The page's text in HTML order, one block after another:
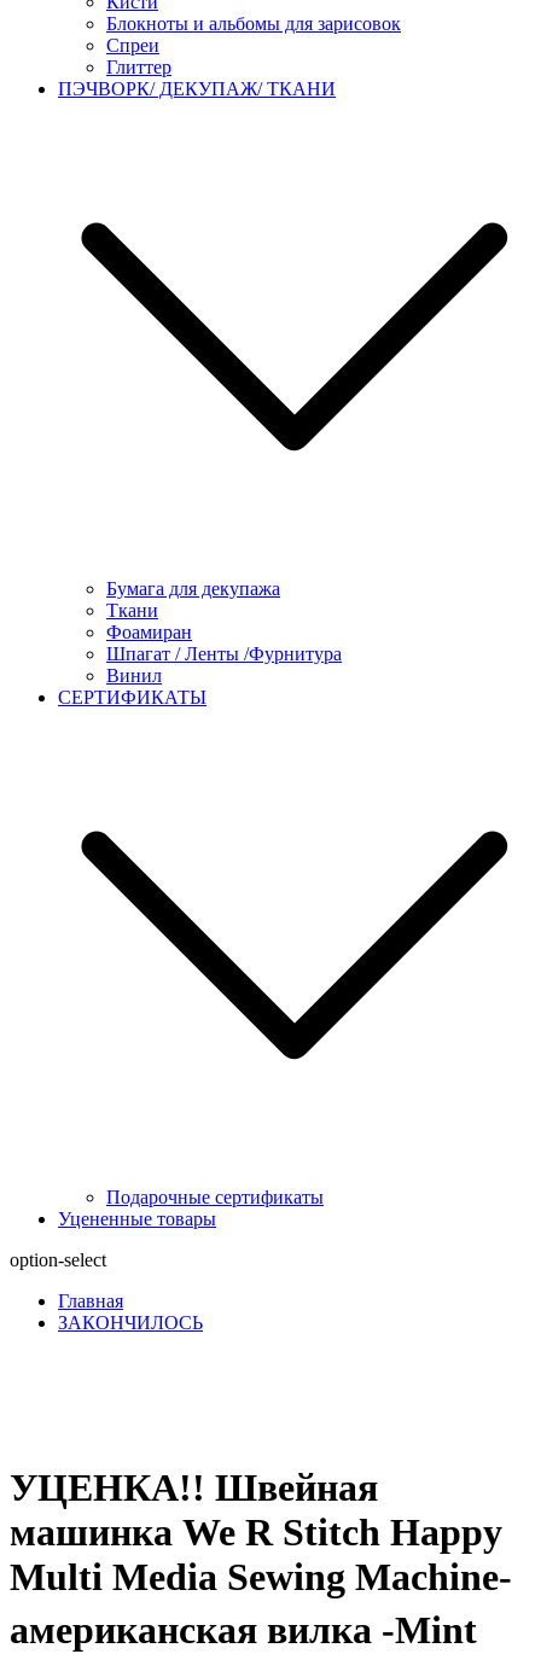
Блокноты и альбомы для зарисовок
Спреи
Глиттер
ПЭЧВОРК/ ДЕКУПАЖ/ ТКАНИ
Бумага для декупажа
Ткани
Фоамиран
Шпагат / Ленты /Фурнитура
Винил
СЕРТИФИКАТЫ
Подарочные сертификаты
Уцененные товары
option-select
Главная
ЗАКОНЧИЛОСЬ
УЦЕНКА!! Швейная
машинка We R Stitch Happy
Multi Media Sewing Machine-
американская вилка -Mint